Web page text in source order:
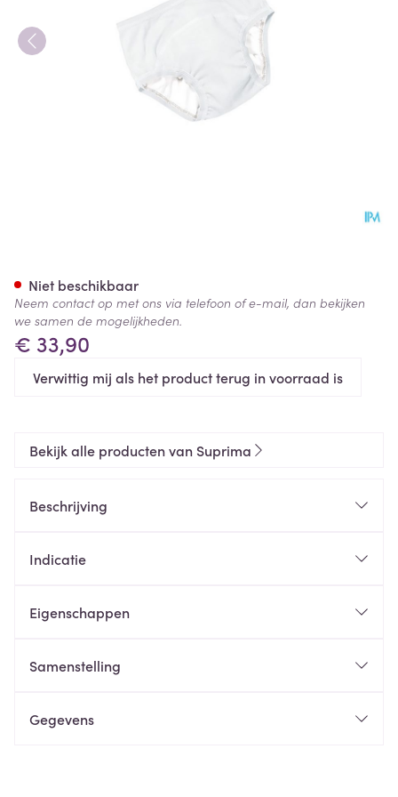
€ 33,90
Verwittig mij als het product terug in voorraad is
Niet beschikbaar
Neem contact op met ons via telefoon of e-mail, dan bekijken
we samen de mogelijkheden.
Bekijk alle producten van Suprima
Beschrijving
Indicatie
Eigenschappen
Samenstelling
Gegevens